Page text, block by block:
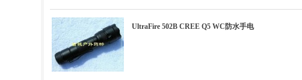
UltraFire 502B CREE Q5 WC防水手电